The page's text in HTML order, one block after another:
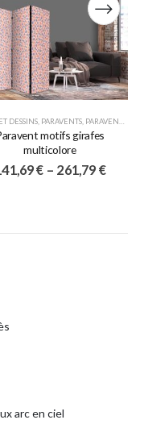
DESSINS PARAVENTS PARAVENTS 5 VOLETS
motifs girafes
multicolore
€ – 261,79 €
arc en ciel